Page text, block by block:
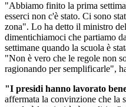
"Abbiamo finito la prima
esserci non c'è stato. Ci sono
zona". Lo ha detto il ministro
dimentichiamoci che partiamo
settimane quando la scuola è
"Non è vero che le regole non
ragionando per semplificarle",
"I presidi hanno lavorato
affermata la convinzione che la